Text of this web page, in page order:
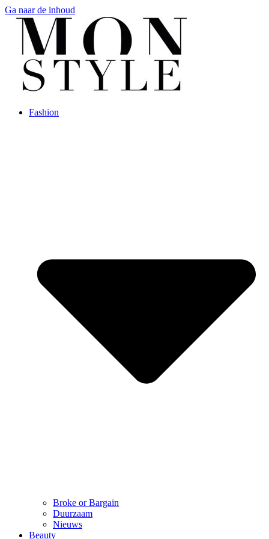
Ga naar de inhoud
Fashion
Broke or Bargain
Duurzaam
Nieuws
Beauty